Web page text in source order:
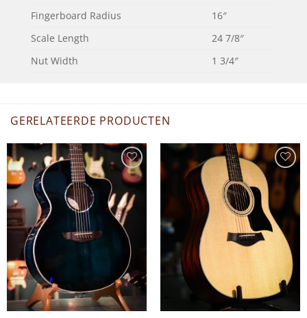
Fingerboard Radius
16″
Scale Length
24 7/8″
Nut Width
1 3/4″
GERELATEERDE PRODUCTEN